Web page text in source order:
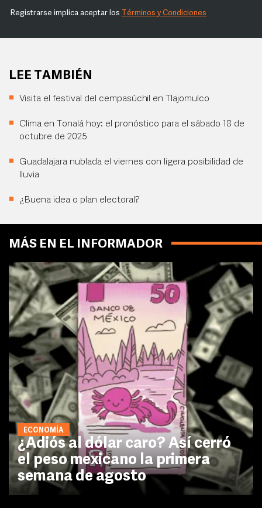
Registrarse implica aceptar los Términos y Condiciones
LEE TAMBIÉN
Visita el festival del cempasúchil en Tlajomulco
Clima en Tonalá hoy: el pronóstico para el sábado 18 de
octubre de 2025
Guadalajara nublada el viernes con ligera posibilidad de
lluvia
¿Buena idea o plan electoral?
MÁS EN EL INFORMADOR
ECONOMÍA
¿Adiós al dólar caro? Así cerró
el peso mexicano la primera
semana de agosto